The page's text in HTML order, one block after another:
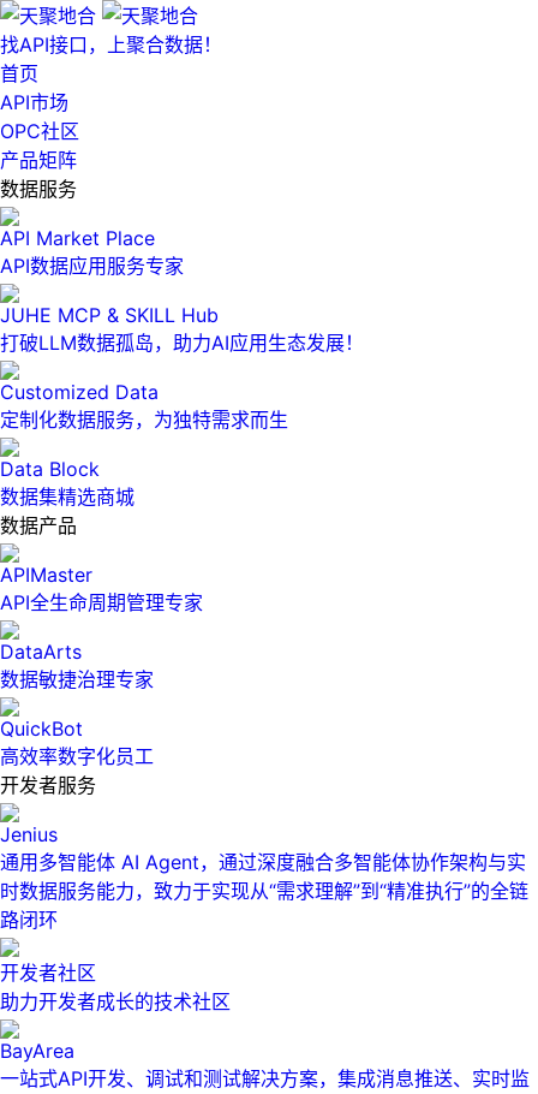
找API接口，上聚合数据！
首页
API市场
OPC社区
产品矩阵
数据服务
API Market Place
API数据应用服务专家
JUHE MCP & SKILL Hub
打破LLM数据孤岛，助力AI应用生态发展！
Customized Data
定制化数据服务，为独特需求而生
Data Block
数据集精选商城
数据产品
APIMaster
API全生命周期管理专家
DataArts
数据敏捷治理专家
QuickBot
高效率数字化员工
开发者服务
Jenius
通用多智能体 AI Agent，通过深度融合多智能体协作架构与实
时数据服务能力，致力于实现从“需求理解”到“精准执行”的全链
路闭环
开发者社区
助力开发者成长的技术社区
BayArea
一站式API开发、调试和测试解决方案，集成消息推送、实时监